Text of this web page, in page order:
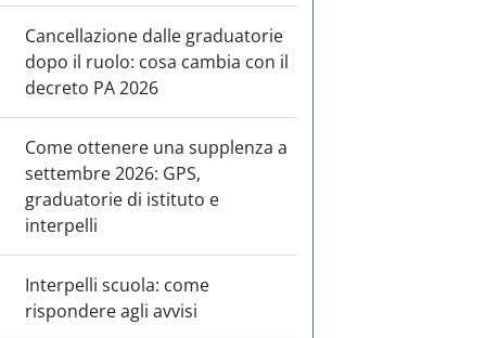
Cancellazione dalle graduatorie
dopo il ruolo: cosa cambia con il
decreto PA 2026
Come ottenere una supplenza a
settembre 2026: GPS,
graduatorie di istituto e
interpelli
Interpelli scuola: come
rispondere agli avvisi